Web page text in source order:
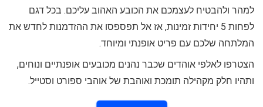
למהר ולהבטיח לעצמכם את הכובע האהוב עליכם. בכל דגם
לפחות 5 יחידות זמינות, אז אל תפספסו את ההזדמנות לחדש את
המלתחה שלכם עם פריט אופנתי ומיוחד.
הצטרפו לאלפי אוהדים שכבר נהנים מכובעים אופנתיים ונוחים,
ותהיו חלק מקהילה תומכת ואוהבת של אוהבי ספורט וסטייל.